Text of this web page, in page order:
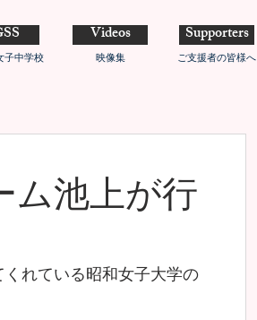
子中学校
Videos
映像集
Supporters
ご支援者の皆様へ
ム池上が行
れている昭和女子大学の